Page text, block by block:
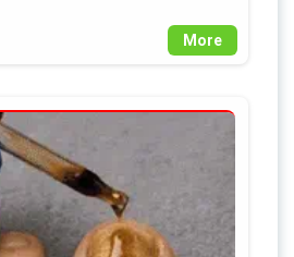
More